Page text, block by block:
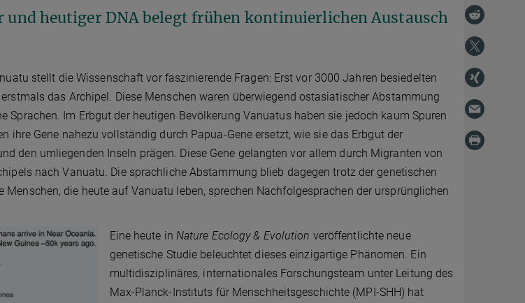
und heutiger DNA belegt frühen kontinuierlichen Austausch
stellt die Wissenschaft vor faszinierende Fragen: Erst vor 3000 Jahren besiedelten
das Archipel. Diese Menschen waren überwiegend ostasiatischer Abstammung
Sprachen. Im Erbgut der heutigen Bevölkerung Vanuatus haben sie jedoch kaum Spuren
ihre Gene nahezu vollständig durch Papua-Gene ersetzt, wie sie das Erbgut der
den umliegenden Inseln prägen. Diese Gene gelangten vor allem durch Migranten von
nach Vanuatu. Die sprachliche Abstammung blieb dagegen trotz der genetischen
Menschen, die heute auf Vanuatu leben, sprechen Nachfolgesprachen der ursprünglichen
Eine heute in Nature Ecology & Evolution veröffentlichte neue
genetische Studie beleuchtet dieses einzigartige Phänomen. Ein
multidisziplinäres, internationales Forschungsteam unter Leitung des
Max-Planck-Instituts für Menschheitsgeschichte (MPI-SHH) hat